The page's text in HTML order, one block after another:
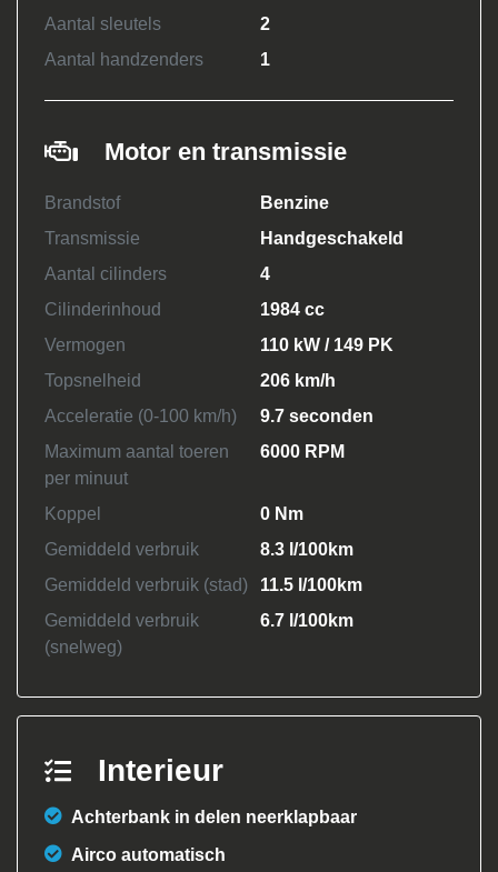
Aantal sleutels
2
Aantal handzenders
1
Motor en transmissie
Brandstof
Benzine
Transmissie
Handgeschakeld
Aantal cilinders
4
Cilinderinhoud
1984 cc
Vermogen
110 kW / 149 PK
Topsnelheid
206 km/h
Acceleratie (0-100 km/h)
9.7 seconden
Maximum aantal toeren
per minuut
6000 RPM
Koppel
0 Nm
Gemiddeld verbruik
8.3 l/100km
Gemiddeld verbruik (stad)
11.5 l/100km
Gemiddeld verbruik
(snelweg)
6.7 l/100km
Interieur
Achterbank in delen neerklapbaar
Airco automatisch